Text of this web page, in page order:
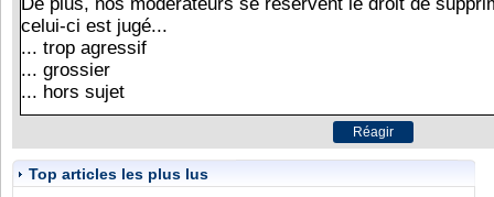
Top articles les plus lus